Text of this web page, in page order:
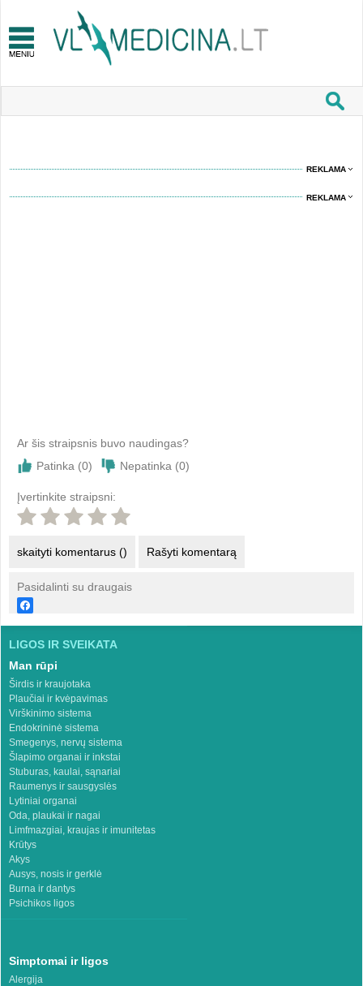
REKLAMA
REKLAMA
Ar šis straipsnis buvo naudingas?
Patinka (0) Nepatinka (0)
Įvertinkite straipsni:
skaityti komentarus () Rašyti komentarą
Pasidalinti su draugais
LIGOS IR SVEIKATA
Man rūpi
Širdis ir kraujotaka
Plaučiai ir kvėpavimas
Virškinimo sistema
Endokrininė sistema
Smegenys, nervų sistema
Šlapimo organai ir inkstai
Stuburas, kaulai, sąnariai
Raumenys ir sausgyslės
Lytiniai organai
Oda, plaukai ir nagai
Limfmazgiai, kraujas ir imunitetas
Krūtys
Akys
Ausys, nosis ir gerklė
Burna ir dantys
Psichikos ligos
Simptomai ir ligos
Alergija